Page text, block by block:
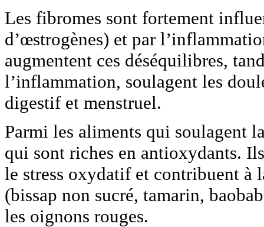
Les fibromes sont fortement
d’œstrogènes) et par
augmentent ces déséquilibres,
l’inflammation, soulagent les
digestif et menstruel.
Parmi les aliments qui soulagent
qui sont riches en antioxydants.
le stress oxydatif et contribuent à
(bissap non sucré, tamarin,
les oignons rouges.